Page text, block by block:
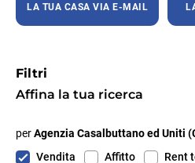
LA TUA CASA VIA E-MAIL
Filtri
Affina la tua ricerca
perAgenzia Casalbuttano ed Uniti
Vendita
Affitto Rent